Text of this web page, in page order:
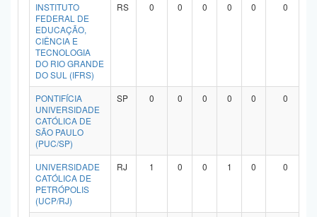
INSTITUTO
FEDERAL DE
EDUCAÇÃO,
CIÊNCIA E
TECNOLOGIA
DO RIO GRANDE
DO SUL (IFRS)
RS 0 0 0 0 0 0
PONTIFÍCIA
UNIVERSIDADE
CATÓLICA DE
SÃO PAULO
(PUC/SP)
SP 0 0 0 0 0 0
UNIVERSIDADE
CATÓLICA DE
PETRÓPOLIS
(UCP/RJ)
RJ 1 0 0 1 0 0